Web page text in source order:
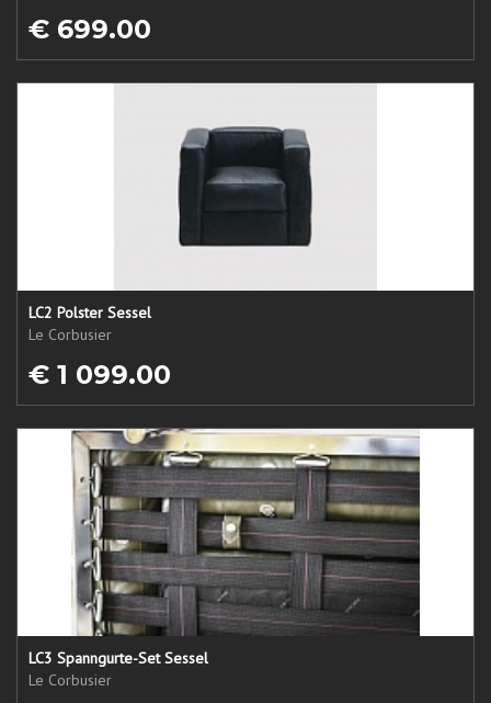
€ 699.00
LC2 Polster Sessel
Le Corbusier
€ 1 099.00
LC3 Spanngurte-Set Sessel
Le Corbusier